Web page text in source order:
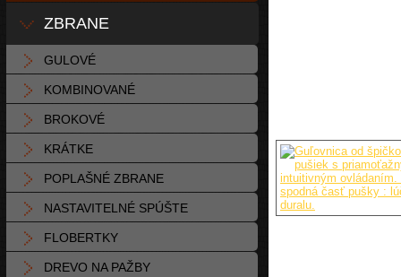
ZBRANE
GULOVÉ
KOMBINOVANÉ
BROKOVÉ
KRÁTKE
POPLAŠNÉ ZBRANE
NASTAVITELNÉ SPÚŠTE
FLOBERTKY
DREVO NA PAŽBY